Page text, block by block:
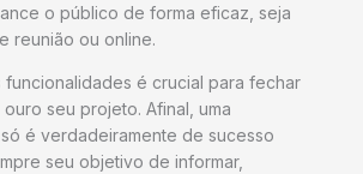
o público de forma eficaz, seja
reunião ou online.
funcionalidades é crucial para fechar
seu projeto. Afinal, uma
é verdadeiramente de sucesso
seu objetivo de informar,